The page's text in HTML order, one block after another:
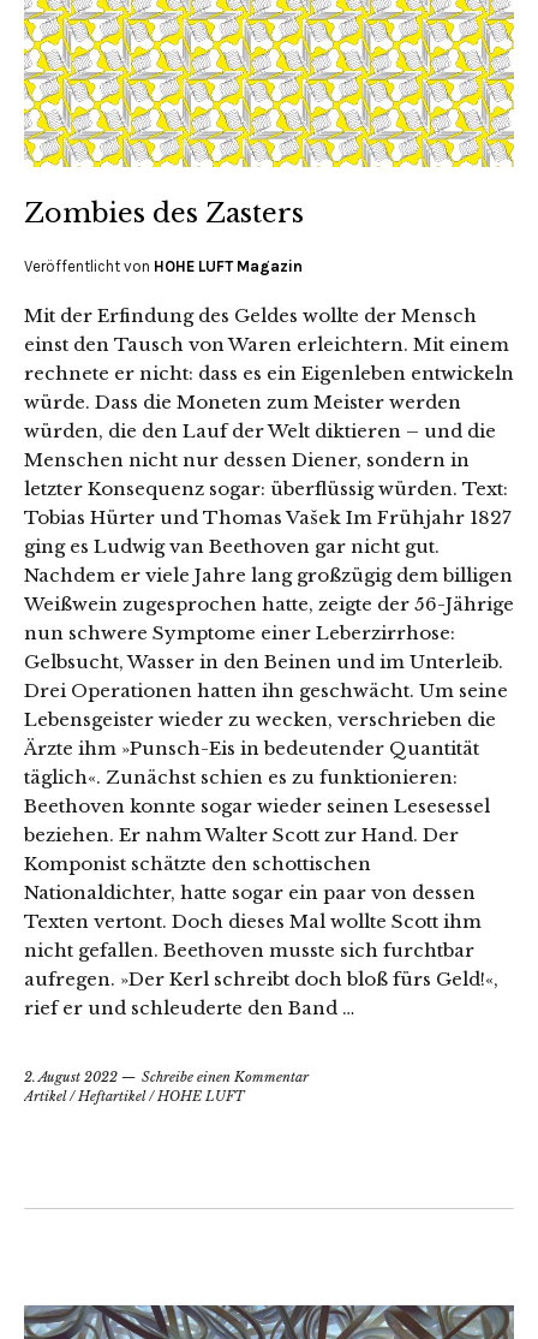
Zombies des Zasters
Veröffentlicht von HOHE LUFT Magazin
Mit der Erfindung des Geldes wollte der Mensch
einst den Tausch von Waren erleichtern. Mit einem
rechnete er nicht: dass es ein Eigenleben entwickeln
würde. Dass die Moneten zum Meister werden
würden, die den Lauf der Welt diktieren – und die
Menschen nicht nur dessen Diener, sondern in
letzter Konsequenz sogar: überflüssig würden. Text:
Tobias Hürter und Thomas Vašek Im Frühjahr 1827
ging es Ludwig van Beethoven gar nicht gut.
Nachdem er viele Jahre lang großzügig dem billigen
Weißwein zugesprochen hatte, zeigte der 56-Jährige
nun schwere Symptome einer Leberzirrhose:
Gelbsucht, Wasser in den Beinen und im Unterleib.
Drei Operationen hatten ihn geschwächt. Um seine
Lebensgeister wieder zu wecken, verschrieben die
Ärzte ihm »Punsch-Eis in bedeutender Quantität
täglich«. Zunächst schien es zu funktionieren:
Beethoven konnte sogar wieder seinen Lesesessel
beziehen. Er nahm Walter Scott zur Hand. Der
Komponist schätzte den schottischen
Nationaldichter, hatte sogar ein paar von dessen
Texten vertont. Doch dieses Mal wollte Scott ihm
nicht gefallen. Beethoven musste sich furchtbar
aufregen. »Der Kerl schreibt doch bloß fürs Geld!«,
rief er und schleuderte den Band …
2. August 2022
Schreibe einen Kommentar
Artikel/Heftartikel/HOHE LUFT